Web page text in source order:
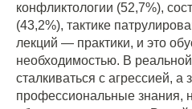
конфликтологии (52,7%),
(43,2%), тактике
лекций — практики, и это
необходимостью. В
сталкиваться с агрессией, а
профессиональные знания,